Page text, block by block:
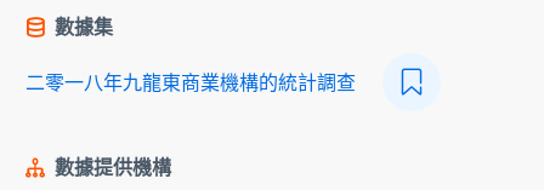
數據集
二零一八年九龍東商業機構的統計調查
數據提供機構